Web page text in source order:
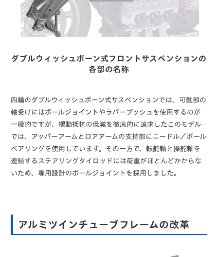
ダブルウィッシュボーン式フロントサスペンションの
各部の名称
四輪のダブルウィッシュボーン式サスペンションでは、可動部の
軸受けにはボールジョイントやラバーブッシュを使用するのが
一般的ですが、摺動抵抗の低減を徹底的に追求したこのモデル
では、アッパーアームとロアアームの支持部にニードル／ボール
ベアリングを使用しています。その一方で、転舵軸と操舵軸を
連結するステアリングタイロッドには荷重がほとんどかからな
いため、専用設計のボールジョイントを採用しました。
アルミツインチューブフレームの改革